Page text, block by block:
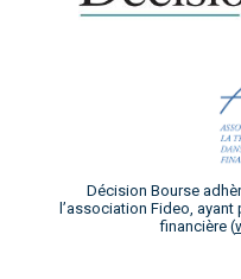
Décision Bourse
l’association Fideo,
financière (